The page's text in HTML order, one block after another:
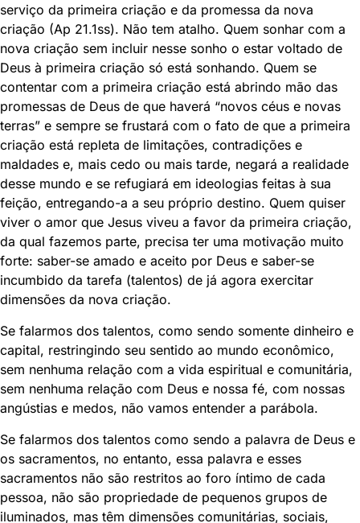
serviço da primeira criação e da promessa da nova
criação (Ap 21.1ss). Não tem atalho. Quem sonhar com a
nova criação sem incluir nesse sonho o estar voltado de
Deus à primeira criação só está sonhando. Quem se
contentar com a primeira criação está abrindo mão das
promessas de Deus de que haverá “novos céus e novas
terras” e sempre se frustará com o fato de que a primeira
criação está repleta de limitações, contradições e
maldades e, mais cedo ou mais tarde, negará a realidade
desse mundo e se refugiará em ideologias feitas à sua
feição, entregando-a a seu próprio destino. Quem quiser
viver o amor que Jesus viveu a favor da primeira criação,
da qual fazemos parte, precisa ter uma motivação muito
forte: saber-se amado e aceito por Deus e saber-se
incumbido da tarefa (talentos) de já agora exercitar
dimensões da nova criação.
Se falarmos dos talentos, como sendo somente dinheiro e
capital, restringindo seu sentido ao mundo econômico,
sem nenhuma relação com a vida espiritual e comunitária,
sem nenhuma relação com Deus e nossa fé, com nossas
angústias e medos, não vamos entender a parábola.
Se falarmos dos talentos como sendo a palavra de Deus e
os sacramentos, no entanto, essa palavra e esses
sacramentos não são restritos ao foro íntimo de cada
pessoa, não são propriedade de pequenos grupos de
iluminados, mas têm dimensões comunitárias, sociais,